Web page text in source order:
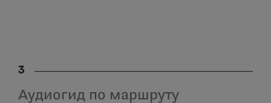
3
Аудиогид по маршруту